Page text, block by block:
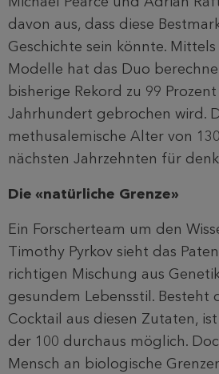
davon aus, dass diese
Geschichte sein könnte.
Modelle hat das Duo
bisherige Rekord zu 99
Jahrhundert gebrochen wird.
methusalemische Alter von
nächsten Jahrzehnten für
Die «natürliche Grenze»
Ein Forscherteam um den
Timothy Pyrkov sieht das
richtigen Mischung aus
gesundem Lebensstil. Besteht
Cocktail aus diesen Zutaten,
der 100 durchaus möglich.
Mensch an biologische